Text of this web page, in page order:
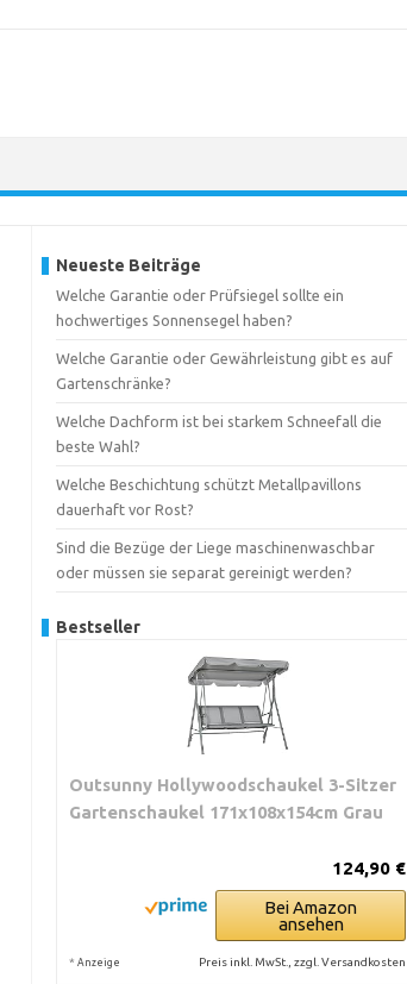
Neueste Beiträge
Welche Garantie oder Prüfsiegel sollte ein
hochwertiges Sonnensegel haben?
Welche Garantie oder Gewährleistung gibt es auf
Gartenschränke?
Welche Dachform ist bei starkem Schneefall die
beste Wahl?
Welche Beschichtung schützt Metallpavillons
dauerhaft vor Rost?
Sind die Bezüge der Liege maschinenwaschbar
oder müssen sie separat gereinigt werden?
Bestseller
Outsunny Hollywoodschaukel 3-Sitzer
Gartenschaukel 171x108x154cm Grau
124,90 €
Bei Amazon
ansehen
* Anzeige Preis inkl. MwSt., zzgl. Versandkosten